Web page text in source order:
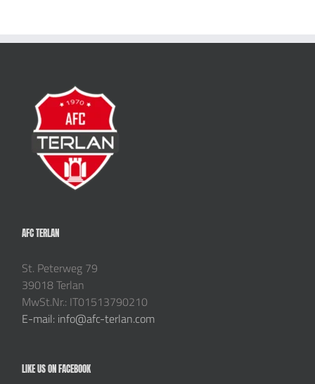
AFC TERLAN
St. Peterweg 79
39018 Terlan
MwSt.Nr.: IT01513790210
E-mail: info@afc-terlan.com
LIKE US ON FACEBOOK